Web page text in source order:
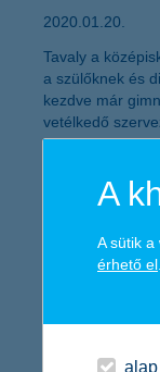
2020.01.20.
Tavaly a
a szülőknek és
kezdve már
vetélkedő
gyerekeknek
"minden
2020.01.13.
de ökológiai
A
A sütik
érhető el